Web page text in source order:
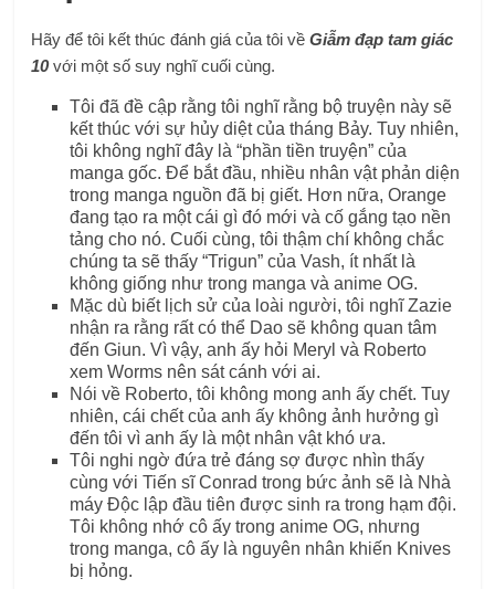
Hãy để tôi kết thúc đánh giá của tôi vềGiẫm đạp tam giác
10với một số suy nghĩ cuối cùng.
Tôi đã đề cập rằng tôi nghĩ rằng bộ truyện này sẽ
kết thúc với sự hủy diệt của tháng Bảy. Tuy nhiên,
tôi không nghĩ đây là “phần tiền truyện” của
manga gốc. Để bắt đầu, nhiều nhân vật phản diện
trong manga nguồn đã bị giết. Hơn nữa, Orange
đang tạo ra một cái gì đó mới và cố gắng tạo nền
tảng cho nó. Cuối cùng, tôi thậm chí không chắc
chúng ta sẽ thấy “Trigun” của Vash, ít nhất là
không giống như trong manga và anime OG.
Mặc dù biết lịch sử của loài người, tôi nghĩ Zazie
nhận ra rằng rất có thể Dao sẽ không quan tâm
đến Giun. Vì vậy, anh ấy hỏi Meryl và Roberto
xem Worms nên sát cánh với ai.
Nói về Roberto, tôi không mong anh ấy chết. Tuy
nhiên, cái chết của anh ấy không ảnh hưởng gì
đến tôi vì anh ấy là một nhân vật khó ưa.
Tôi nghi ngờ đứa trẻ đáng sợ được nhìn thấy
cùng với Tiến sĩ Conrad trong bức ảnh sẽ là Nhà
máy Độc lập đầu tiên được sinh ra trong hạm đội.
Tôi không nhớ cô ấy trong anime OG, nhưng
trong manga, cô ấy là nguyên nhân khiến Knives
bị hỏng.